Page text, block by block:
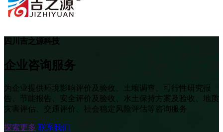
四川吉之源科技
企业咨询服务
为企业提供环境影响评价及验收、土壤调查、可行性研究报
告、节能报告、安全评价及验收、水土保持方案及验收、地质
灾害评估、交通评价、社会稳定风险评估等咨询服务
探索更多 联系我们